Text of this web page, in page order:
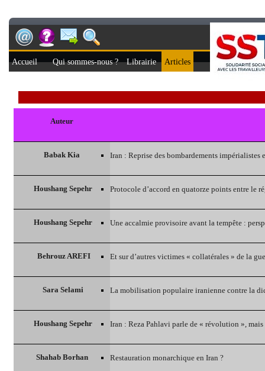
Accueil Qui sommes-nous ? Librairie Articles
Auteur
Babak Kia Iran : Reprise des bombardements impérialistes
Houshang Sepehr Protocole d’accord en quatorze points entre le
Houshang Sepehr Une accalmie provisoire avant la tempête :
Behrouz AREFI Et sur d’autres victimes « collatérales » de la
Sara Selami La mobilisation populaire iranienne contre la
Houshang Sepehr Iran : Reza Pahlavi parle de « révolution »,
Shahab Borhan Restauration monarchique en Iran ?